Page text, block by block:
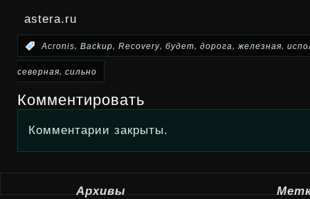
astera.ru
:Acronis, Backup, Recovery, будет, дорога, железная,
северная, сильно
Комментировать
Комментарии закрыты.
Архивы